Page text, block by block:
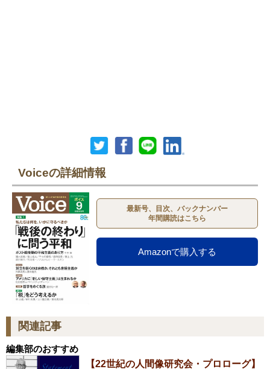
Voiceの詳細情報
最新号、目次、バックナンバー
年間購読はこちら
Amazonで購入する
関連記事
編集部のおすすめ
【22世紀の人間像研究会・プロローグ】